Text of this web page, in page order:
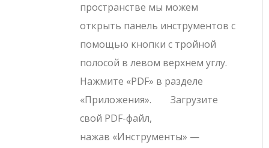
пространстве мы можем
открыть панель инструментов с
помощью кнопки с тройной
полосой в левом верхнем углу.
Нажмите «PDF» в разделе
«Приложения». Загрузите
свой PDF-файл,
нажав «Инструменты» —